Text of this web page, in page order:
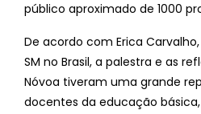
público aproximado de 1000
De acordo com Erica
SM no Brasil, a palestra e as
Nóvoa tiveram uma grande
docentes da educação